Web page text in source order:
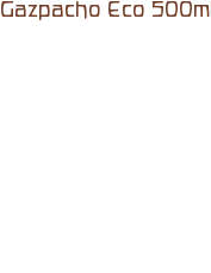
Gazpacho Eco 500ml